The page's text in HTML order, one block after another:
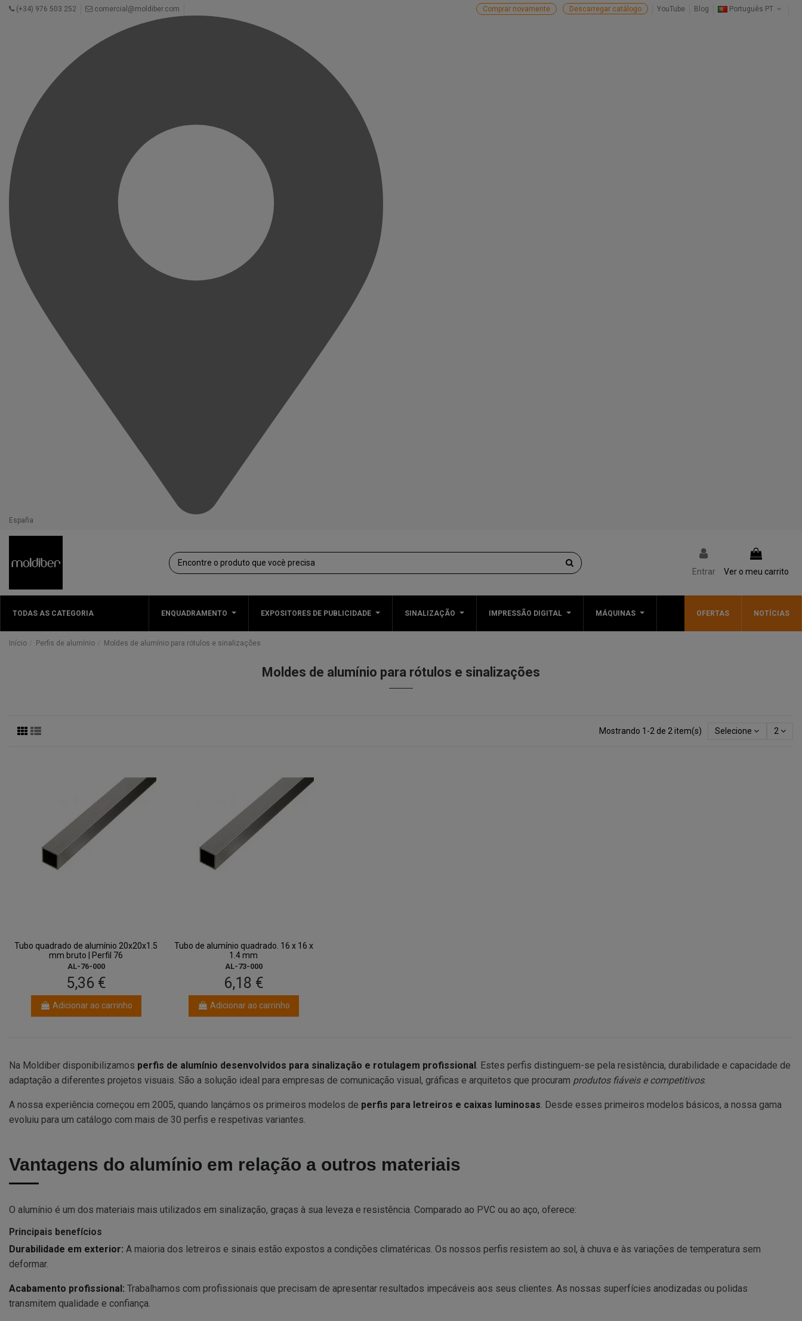
(+34) 976 503 252 comercial@moldiber.com
España
Português PT
Blog
YouTube
Descarregar catálogo
Comprar novamente
Entrar Ver o meu carrito
TODAS AS CATEGORIA ENQUADRAMENTO EXPOSITORES DE PUBLICIDADE SINALIZAÇÃO IMPRESSÃO DIGITAL MÁQUINAS OFERTAS NOTÍCIAS
Início Perfis de alumínio Moldes de alumínio para rótulos e sinalizações
Moldes de alumínio para rótulos e sinalizações
Mostrando 1-2 de 2 item(s) Selecione 2
Tubo quadrado de alumínio 20x20x1.5
mm bruto | Perfil 76
AL-76-000
5,36 €
Adicionar ao carrinho
Tubo de alumínio quadrado. 16 x 16 x
1.4 mm
AL-73-000
6,18 €
Adicionar ao carrinho
Na Moldiber disponibilizamos perfis de alumínio desenvolvidos para sinalização e rotulagem profissional . Estes perfis distinguem-se pela resistência, durabilidade e capacidade de
adaptação a diferentes projetos visuais. São a solução ideal para empresas de comunicação visual, gráficas e arquitetos que procuram produtos fiáveis e competitivos.
A nossa experiência começou em 2005, quando lançámos os primeiros modelos de perfis para letreiros e caixas luminosas . Desde esses primeiros modelos básicos, a nossa gama
evoluiu para um catálogo com mais de 30 perfis e respetivas variantes.
Vantagens do alumínio em relação a outros materiais
O alumínio é um dos materiais mais utilizados em sinalização, graças à sua leveza e resistência. Comparado ao PVC ou ao aço, oferece:
Principais benefícios
Durabilidade em exterior: A maioria dos letreiros e sinais estão expostos a condições climatéricas. Os nossos perfis resistem ao sol, à chuva e às variações de temperatura sem
deformar.
Acabamento profissional: Trabalhamos com profissionais que precisam de apresentar resultados impecáveis aos seus clientes. As nossas superfícies anodizadas ou polidas
transmitem qualidade e confiança.